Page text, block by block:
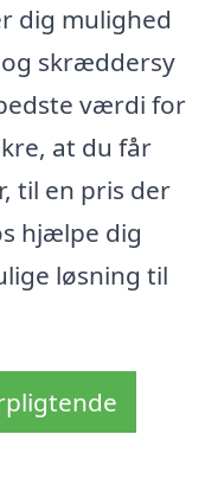
dig mulighed
skræddersy
værdi for
at du får
til en pris der
hjælpe dig
løsning til